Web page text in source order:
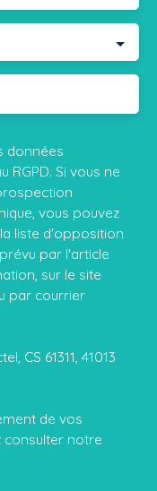
données
Si vous ne
vous pouvez
liste d'opposition
par l'article
sur le site
par courrier
CS 61311, 41013
de vos
consulter notre